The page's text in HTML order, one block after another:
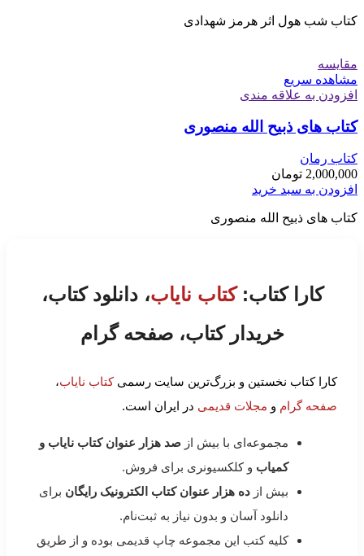
کتاب شب هول اثر هرمز شهدادی
مقایسه
مشاهده سریع
افزودن به علاقه مندی
کتاب های ذبیح الله منصوری
کتاب رمان
2,000,000 تومان
افزودن به سبد خرید
کتاب های ذبیح الله منصوری
کارا کتاب:کتاب نایاب، دانلود کتاب،
خریدار کتاب، صفحه گرام
کارا کتاب نخستین و بزرگ‌ترین سایت رسمیکتاب نایاب،
صفحه گرام و مجلات قدیمی در ایران است.
مجموعه‌ای با بیش از صد هزار عنوان کتاب نایاب و
کمیاب و کلکسیونری برای فروش.
بیش از ده هزار عنوان کتاب الکترونیک رایگان برای
دانلود آسان و بدون نیاز به ثبت‌نام.
کلیه کتب این مجموعه چاپ قدیمی بوده و از طریق